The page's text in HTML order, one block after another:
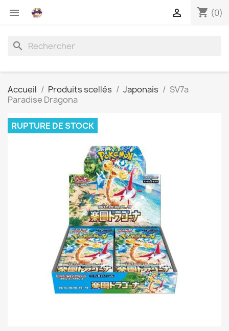
 shopping_cart (0)

search
Accueil Produits scellés Japonais
SV7a
Paradise Dragona
RUPTURE DE STOCK